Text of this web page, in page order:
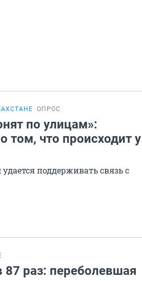
ОПРОС
по улицам»:
том, что происходит у
поддерживать связь с
87 раз: переболевшая